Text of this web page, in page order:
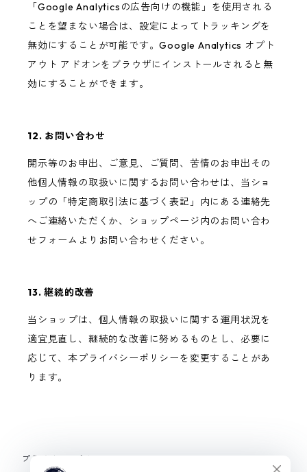
「Google Analyticsの広告向けの機能」を使用される
ことを望まない場合は、設定によってトラッキングを
無効にすることが可能です。Google Analytics オプト
アウト アドオンをブラウザにインストールされると無
効にすることができます。
12. お問い合わせ
開示等のお申出、ご意見、ご質問、苦情のお申出その
他個人情報の取扱いに関するお問い合わせは、当ショ
ップの「特定商取引法に基づく表記」内にある連絡先
へご連絡いただくか、ショップページ内のお問い合わ
せフォームよりお問い合わせください。
13. 継続的改善
当ショップは、個人情報の取扱いに関する運用状況を
適宜見直し、継続的な改善に努めるものとし、必要に
応じて、本プライバシーポリシーを変更することがあ
ります。
プライバシーポリシー